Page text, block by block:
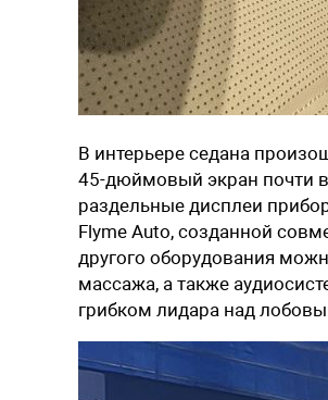
В интерьере седана
45-дюймовый экран почти
раздельные дисплеи
Flyme Auto, созданной
другого оборудования
массажа, а также
грибком лидара над